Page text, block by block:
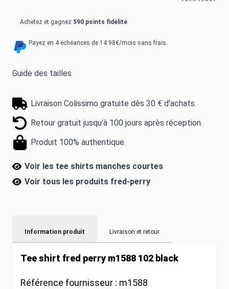
Achetez et gagnez 590 points fidélité
Payez en 4 échéances de 14.98€/mois sans frais.
Guide des tailles
Livraison Colissimo gratuite dès 30 € d'achats.
Retour gratuit jusqu'à 100 jours après réception.
Produit 100% authentique.
Voir les tee shirts manches courtes
Voir tous les produits fred-perry
Information produit Livraison et retour
Tee shirt fred perry m1588 102 black
Référence fournisseur : m1588